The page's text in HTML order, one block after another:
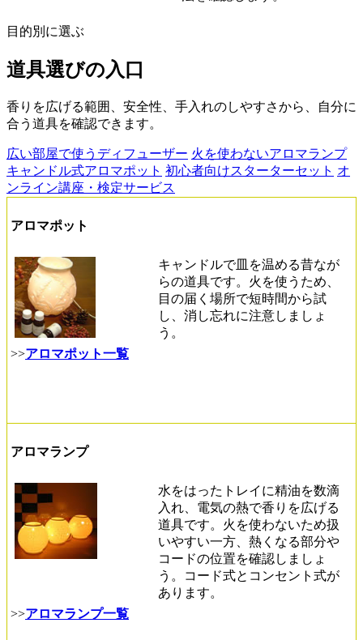
目的別に選ぶ
道具選びの入口
香りを広げる範囲、安全性、手入れのしやすさから、自分に
合う道具を確認できます。
広い部屋で使うディフューザー 火を使わないアロマランプ
キャンドル式アロマポット 初心者向けスターターセット オ
ンライン講座・検定サービス
アロマポット
キャンドルで皿を温める昔なが
らの道具です。火を使うため、
目の届く場所で短時間から試
し、消し忘れに注意しましょ
う。
>>アロマポット一覧
アロマランプ
水をはったトレイに精油を数滴
入れ、電気の熱で香りを広げる
道具です。火を使わないため扱
いやすい一方、熱くなる部分や
コードの位置を確認しましょ
う。コード式とコンセント式が
あります。
>>アロマランプ一覧